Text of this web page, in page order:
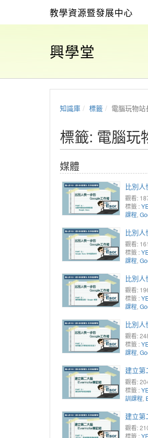
教學資源暨發展中心
興學堂
知識庫 標籤 電腦玩物站
標籤: 電腦玩
媒體
比別
觀看:
標籤 :
課程,
比別
觀看:
標籤 :
課程,
比別
觀看:
標籤 :
課程,
比別
觀看:
標籤 :
課程,
建立第
觀看:
標籤 :
訓課程,
建立第
觀看:
標籤 :